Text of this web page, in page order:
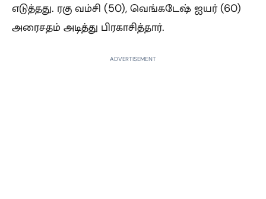
எடுத்தது. ரகு வம்சி (50), வெங்கடேஷ் ஐயர் (60)
அரைசதம் அடித்து பிரகாசித்தார்.
ADVERTISEMENT